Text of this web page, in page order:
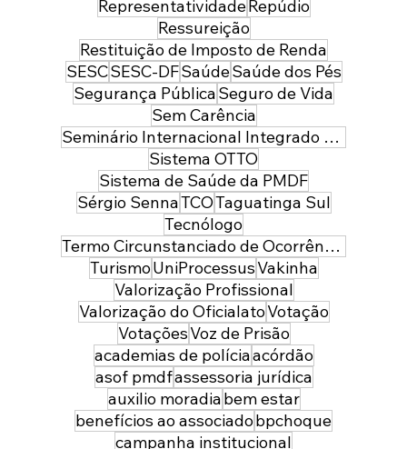
RepresentatividadeRepúdio
Ressureição
Restituição de Imposto de Renda
SESCSESC-DFSaúdeSaúde dos Pés
Segurança PúblicaSeguro de Vida
Sem Carência
Seminário Internacional Integrado de Segurança Pública e Defesa
Sistema OTTO
Sistema de Saúde da PMDF
Sérgio SennaTCOTaguatinga Sul
Tecnólogo
Termo Circunstanciado de Ocorrência
TurismoUniProcessusVakinha
Valorização Profissional
Valorização do OficialatoVotação
VotaçõesVoz de Prisão
academias de políciaacórdão
asof pmdfassessoria jurídica
auxilio moradiabem estar
benefícios ao associadobpchoque
campanha institucional